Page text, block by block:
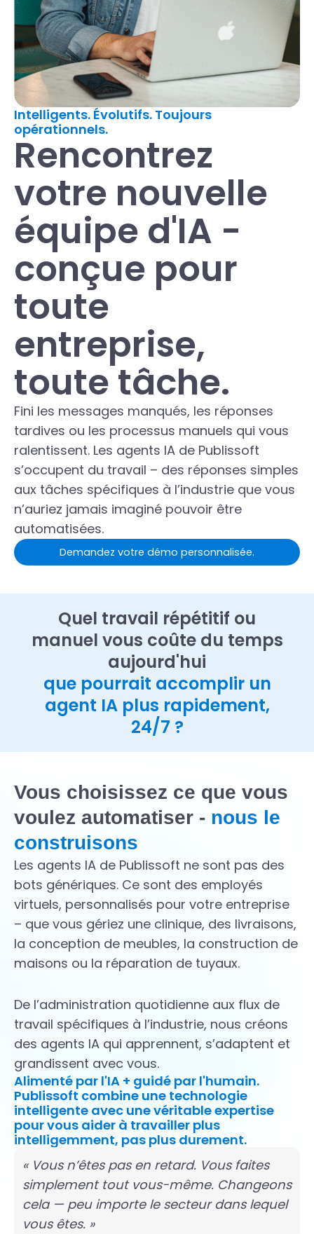
Intelligents. Évolutifs. Toujours
opérationnels.
Rencontrez
votre nouvelle
équipe d'IA -
conçue pour
toute
entreprise,
toute tâche.
Fini les messages manqués, les réponses
tardives ou les processus manuels qui vous
ralentissent. Les agents IA de Publissoft
s’occupent du travail – des réponses simples
aux tâches spécifiques à l’industrie que vous
n’auriez jamais imaginé pouvoir être
automatisées.
Demandez votre démo personnalisée.
Quel travail répétitif ou
manuel vous coûte du temps
aujourd'hui
que pourrait accomplir un
agent IA plus rapidement,
24/7 ?
Vous choisissez ce que vous
voulez automatiser - nous le
construisons
Les agents IA de Publissoft ne sont pas des
bots génériques. Ce sont des employés
virtuels, personnalisés pour votre entreprise
– que vous gériez une clinique, des livraisons,
la conception de meubles, la construction de
maisons ou la réparation de tuyaux.
De l’administration quotidienne aux flux de
travail spécifiques à l’industrie, nous créons
des agents IA qui apprennent, s’adaptent et
grandissent avec vous.
Alimenté par l'IA + guidé par l'humain.
Publissoft combine une technologie
intelligente avec une véritable expertise
pour vous aider à travailler plus
intelligemment, pas plus durement.
« Vous n’êtes pas en retard. Vous faites
simplement tout vous-même. Changeons
cela — peu importe le secteur dans lequel
vous êtes. »